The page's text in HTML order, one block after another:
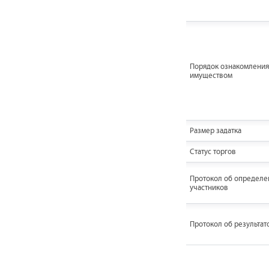
Порядок
имуществом
Размер задатка
Статус торгов
Протокол об
участников
Протокол об